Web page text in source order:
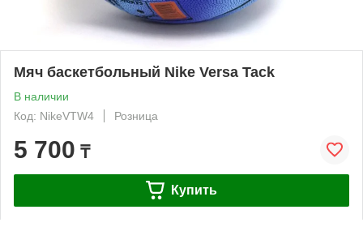
Мяч баскетбольный Nike Versa Tack
В наличии
Код: NikeVTW4
Розница
5 700 ₸
Купить